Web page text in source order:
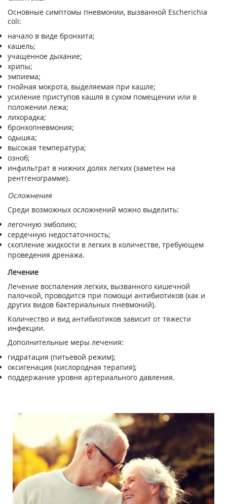
Основные симптомы пневмонии, вызванной Escherichia
coli:
начало в виде бронхита;
кашель;
учащенное дыхание;
хрипы;
эмпиема;
гнойная мокрота, выделяемая при кашле;
усиление приступов кашля в сухом помещении или в
положении лежа;
лихорадка;
бронхопневмония;
одышка;
высокая температура;
озноб;
инфильтрат в нижних долях легких (заметен на
рентгенограмме).
Осложнения
Среди возможных осложнений можно выделить:
легочную эмболию;
сердечную недостаточность;
скопление жидкости в легких в количестве, требующем
проведения дренажа.
Лечение
Лечение воспаления легких, вызванного кишечной
палочкой, проводится при помощи антибиотиков (как и
других видов бактериальных пневмоний).
Количество и вид антибиотиков зависит от тяжести
инфекции.
Дополнительные меры лечения:
гидратация (питьевой режим);
оксигенация (кислородная терапия);
поддержание уровня артериального давления.